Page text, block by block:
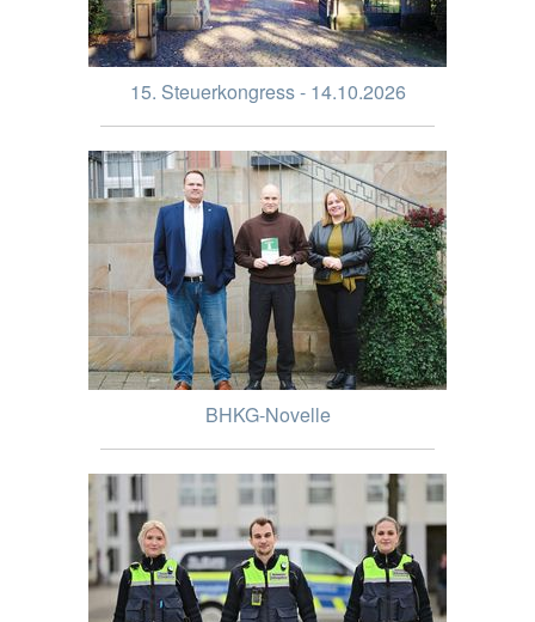
15. Steuerkongress - 14.10.2026
BHKG-Novelle